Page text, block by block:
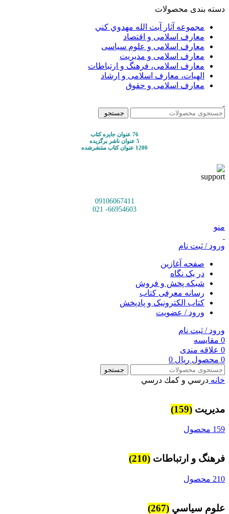
دسته بندی محصولات
مجموعه آثار آيت الله مهدوي كني
معارف اسلامی و اقتصاد
معارف اسلامی و علوم سیاسی
معارف اسلامی و مدیریت
معارف اسلامی، فرهنگ و ارتباطات
الهیات، معارف اسلامی و ارشاد
معارف اسلامی و حقوق
جستجو
76 عنوان جایزه کتاب
5 عنوان ناشر برگزیده
1200 عنوان کتاب منتشرشده
09106067411
66954603- 021
منو
ورود / ثبت نام
صفحه آغازین
در یک نگاه
شبکه پخش و فروش
رسانه معرفی کتاب
کتاب الکترونیک و پادپخش
ورود / عضویت
ورود / ثبت نام
0 مقایسه
0 علاقه مندی
0 محصول ریال
جستجو
خانه درسي و كمك درسي
مديريت (159)
159 محصول
فرهنگ و ارتباطات (210)
210 محصول
علوم سياسي (267)